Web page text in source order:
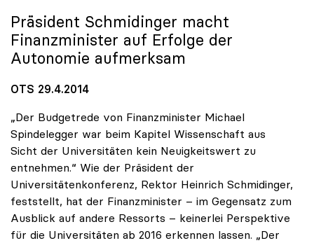
Präsident Schmidinger macht
Finanzminister auf Erfolge der
Autonomie aufmerksam
OTS 29.4.2014
„Der Budgetrede von Finanzminister Michael
Spindelegger war beim Kapitel Wissenschaft aus
Sicht der Universitäten kein Neuigkeitswert zu
entnehmen.“ Wie der Präsident der
Universitätenkonferenz, Rektor Heinrich Schmidinger,
feststellt, hat der Finanzminister – im Gegensatz zum
Ausblick auf andere Ressorts – keinerlei Perspektive
für die Universitäten ab 2016 erkennen lassen. „Der